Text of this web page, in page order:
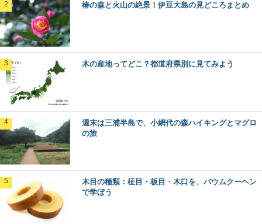
日本のブランド木材には、○○杉といった1つの樹種だけで
なく、その土地を代表するいくつかの樹種がセット...
椿の森と火山の絶景！伊豆大島の見どころまとめ
木の産地ってどこ？都道府県別に見てみよう
週末は三浦半島で、小網代の森ハイキングとマグロ
の旅
木目の種類：柾目・板目・木口を、バウムクーヘン
で学ぼう